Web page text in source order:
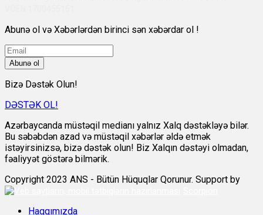
Abunə ol və Xəbərlərdən birinci sən xəbərdar ol !
Abunə ol
Bizə Dəstək Olun!
DƏSTƏK OL!
Azərbaycanda müstəqil medianı yalnız Xalq dəstəkləyə bilər.
Bu səbəbdən azad və müstəqil xəbərlər əldə etmək
istəyirsinizsə, bizə dəstək olun! Biz Xalqın dəstəyi olmadan,
fəaliyyət göstərə bilmərik.
Copyright 2023 ANS - Bütün Hüquqlar Qorunur. Support by
Haqqımızda